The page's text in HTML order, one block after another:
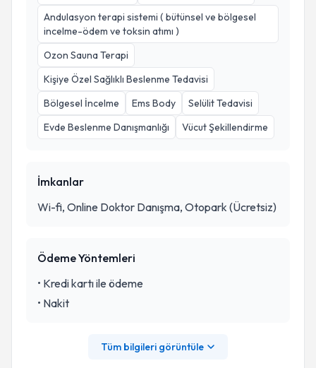
Andulasyon terapi sistemi ( bütünsel ve bölgesel
incelme-ödem ve toksin atımı )
Ozon Sauna Terapi
Kişiye Özel Sağlıklı Beslenme Tedavisi
Bölgesel İncelme
Ems Body
Selülit Tedavisi
Evde Beslenme Danışmanlığı
Vücut Şekillendirme
İmkanlar
Wi-fi, Online Doktor Danışma, Otopark (Ücretsiz)
Ödeme Yöntemleri
• Kredi kartı ile ödeme
• Nakit
Tüm bilgileri görüntüle